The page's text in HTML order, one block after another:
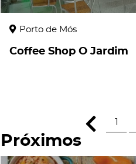
Porto de Mós
Coffee Shop O Jardim
1
Próximos